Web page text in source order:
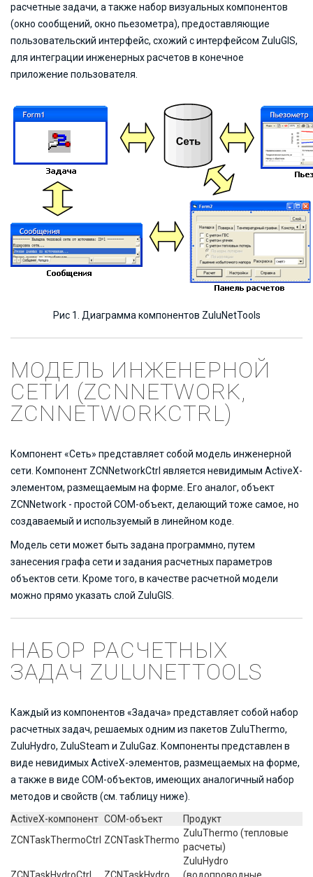
расчетные задачи, а также набор визуальных компонентов
(окно сообщений, окно пьезометра), предоставляющие
пользовательский интерфейс, схожий с интерфейсом ZuluGIS,
для интеграции инженерных расчетов в конечное
приложение пользователя.
Рис 1. Диаграмма компонентов ZuluNetTools
МОДЕЛЬ ИНЖЕНЕРНОЙ
СЕТИ (ZCNNETWORK,
ZCNNETWORKCTRL)
Компонент «Сеть» представляет собой модель инженерной
сети. Компонент ZCNNetworkCtrl является невидимым ActiveX-
элементом, размещаемым на форме. Его аналог, объект
ZCNNetwork - простой COM-объект, делающий тоже самое, но
создаваемый и используемый в линейном коде.
Модель сети может быть задана программно, путем
занесения графа сети и задания расчетных параметров
объектов сети. Кроме того, в качестве расчетной модели
можно прямо указать слой ZuluGIS.
НАБОР РАСЧЕТНЫХ
ЗАДАЧ ZULUNETTOOLS
Каждый из компонентов «Задача» представляет собой набор
расчетных задач, решаемых одним из пакетов ZuluThermo,
ZuluHydro, ZuluSteam и ZuluGaz. Компоненты представлен в
виде невидимых ActiveX-элементов, размещаемых на форме,
а также в виде COM-объектов, имеющих аналогичный набор
методов и свойств (см. таблицу ниже).
ActiveX-компонент COM-объект
Продукт
ZCNTaskThermoCtrl ZCNTaskThermo
ZuluThermo (тепловые
расчеты)
ZCNTaskHydroCtrl ZCNTaskHydro
ZuluHydro
(водопроводные